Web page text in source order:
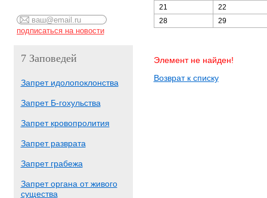
7 Заповедей
Запрет идолопоклонства
Запрет Б-гохульства
Запрет кровопролития
Запрет разврата
Запрет грабежа
Запрет органа от живого
существа
21
22
28
29
Элемент не найден!
Возврат к списку